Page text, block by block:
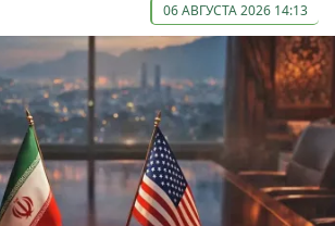
06 АВГУСТА 2026 14:13